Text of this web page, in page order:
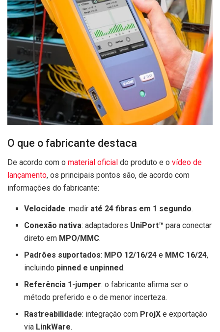
O que o fabricante destaca
De acordo com o material oficial do produto e o vídeo de
lançamento, os principais pontos são, de acordo com
informações do fabricante:
Velocidade: medir até 24 fibras em 1 segundo.
Conexão nativa: adaptadores UniPort™ para conectar
direto em MPO/MMC.
Padrões suportados: MPO 12/16/24 e MMC 16/24,
incluindo pinned e unpinned.
Referência 1-jumper: o fabricante afirma ser o
método preferido e o de menor incerteza.
Rastreabilidade: integração com ProjX e exportação
via LinkWare.